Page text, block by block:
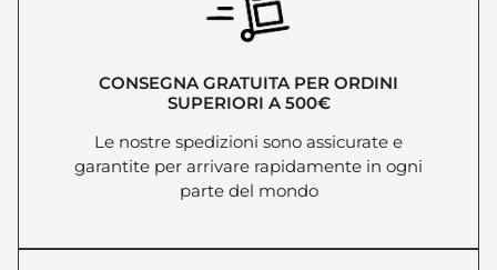
CONSEGNA GRATUITA PER ORDINI
SUPERIORI A 500€
Le nostre spedizioni sono assicurate e
garantite per arrivare rapidamente in ogni
parte del mondo